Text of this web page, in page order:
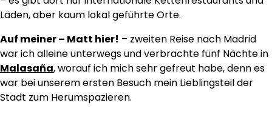
Läden, aber kaum lokal geführte Orte.
Auf meiner – Matt hier! – zweiten Reise nach Madrid
war ich alleine unterwegs und verbrachte fünf Nächte in
Malasaña, worauf ich mich sehr gefreut habe, denn es
war bei unserem ersten Besuch mein Lieblingsteil der
Stadt zum Herumspazieren.